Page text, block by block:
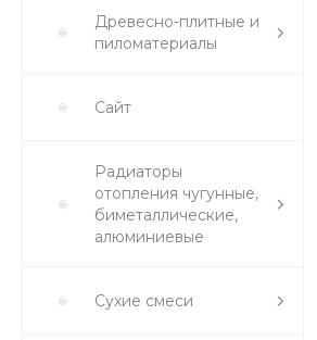
Древесно-плитные и
пиломатериалы
Сайт
Радиаторы
отопления чугунные,
биметаллические,
алюминиевые
Сухие смеси